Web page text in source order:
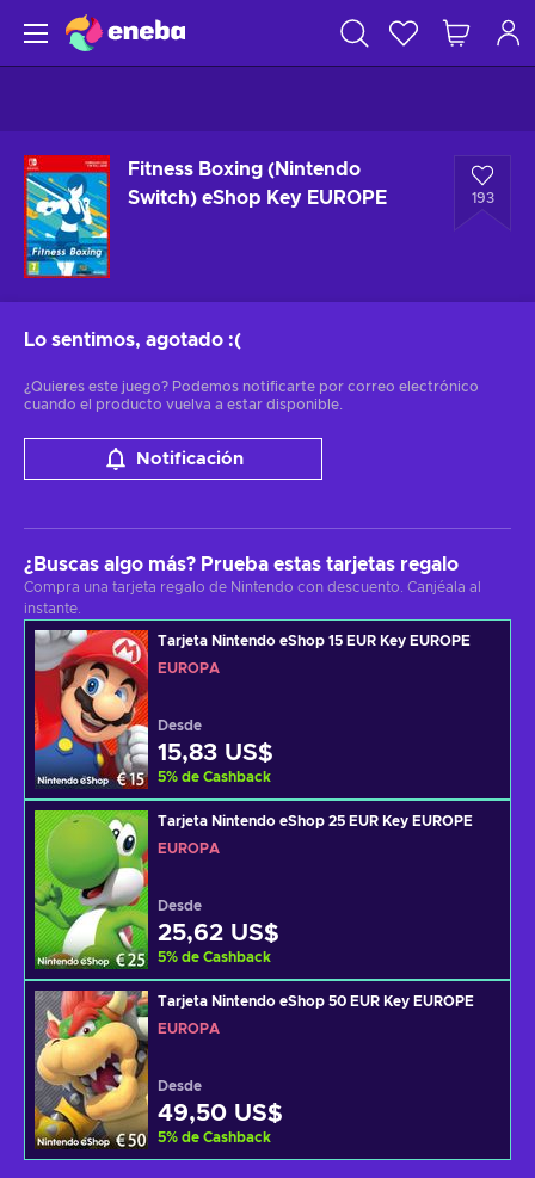
Fitness Boxing (Nintendo
Switch) eShop Key EUROPE
193
Lo sentimos, agotado :(
¿Quieres este juego? Podemos notificarte por correo electrónico
cuando el producto vuelva a estar disponible.
Notificación
¿Buscas algo más? Prueba estas tarjetas regalo
Compra una tarjeta regalo de Nintendo con descuento. Canjéala al
instante.
Tarjeta Nintendo eShop 15 EUR Key EUROPE
EUROPA
Desde
15,83 US$
5% de Cashback
Tarjeta Nintendo eShop 25 EUR Key EUROPE
EUROPA
Desde
25,62 US$
5% de Cashback
Tarjeta Nintendo eShop 50 EUR Key EUROPE
EUROPA
Desde
49,50 US$
5% de Cashback